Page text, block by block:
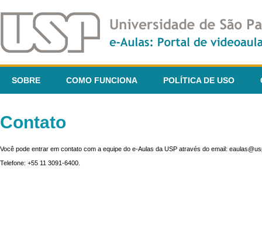
SOBRE COMO FUNCIONA POLÍTICA DE USO
Contato
Você pode entrar em contato com a equipe do e-Aulas da USP através do email:
Telefone: +55 11 3091-6400.